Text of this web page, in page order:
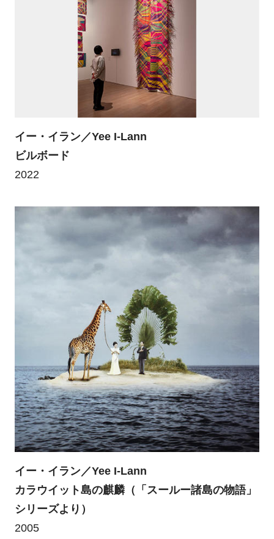
イー・イラン／Yee I-Lann
ビルボード
2022
イー・イラン／Yee I-Lann
カラウイット島の麒麟（「スールー諸島の物語」
シリーズより）
2005